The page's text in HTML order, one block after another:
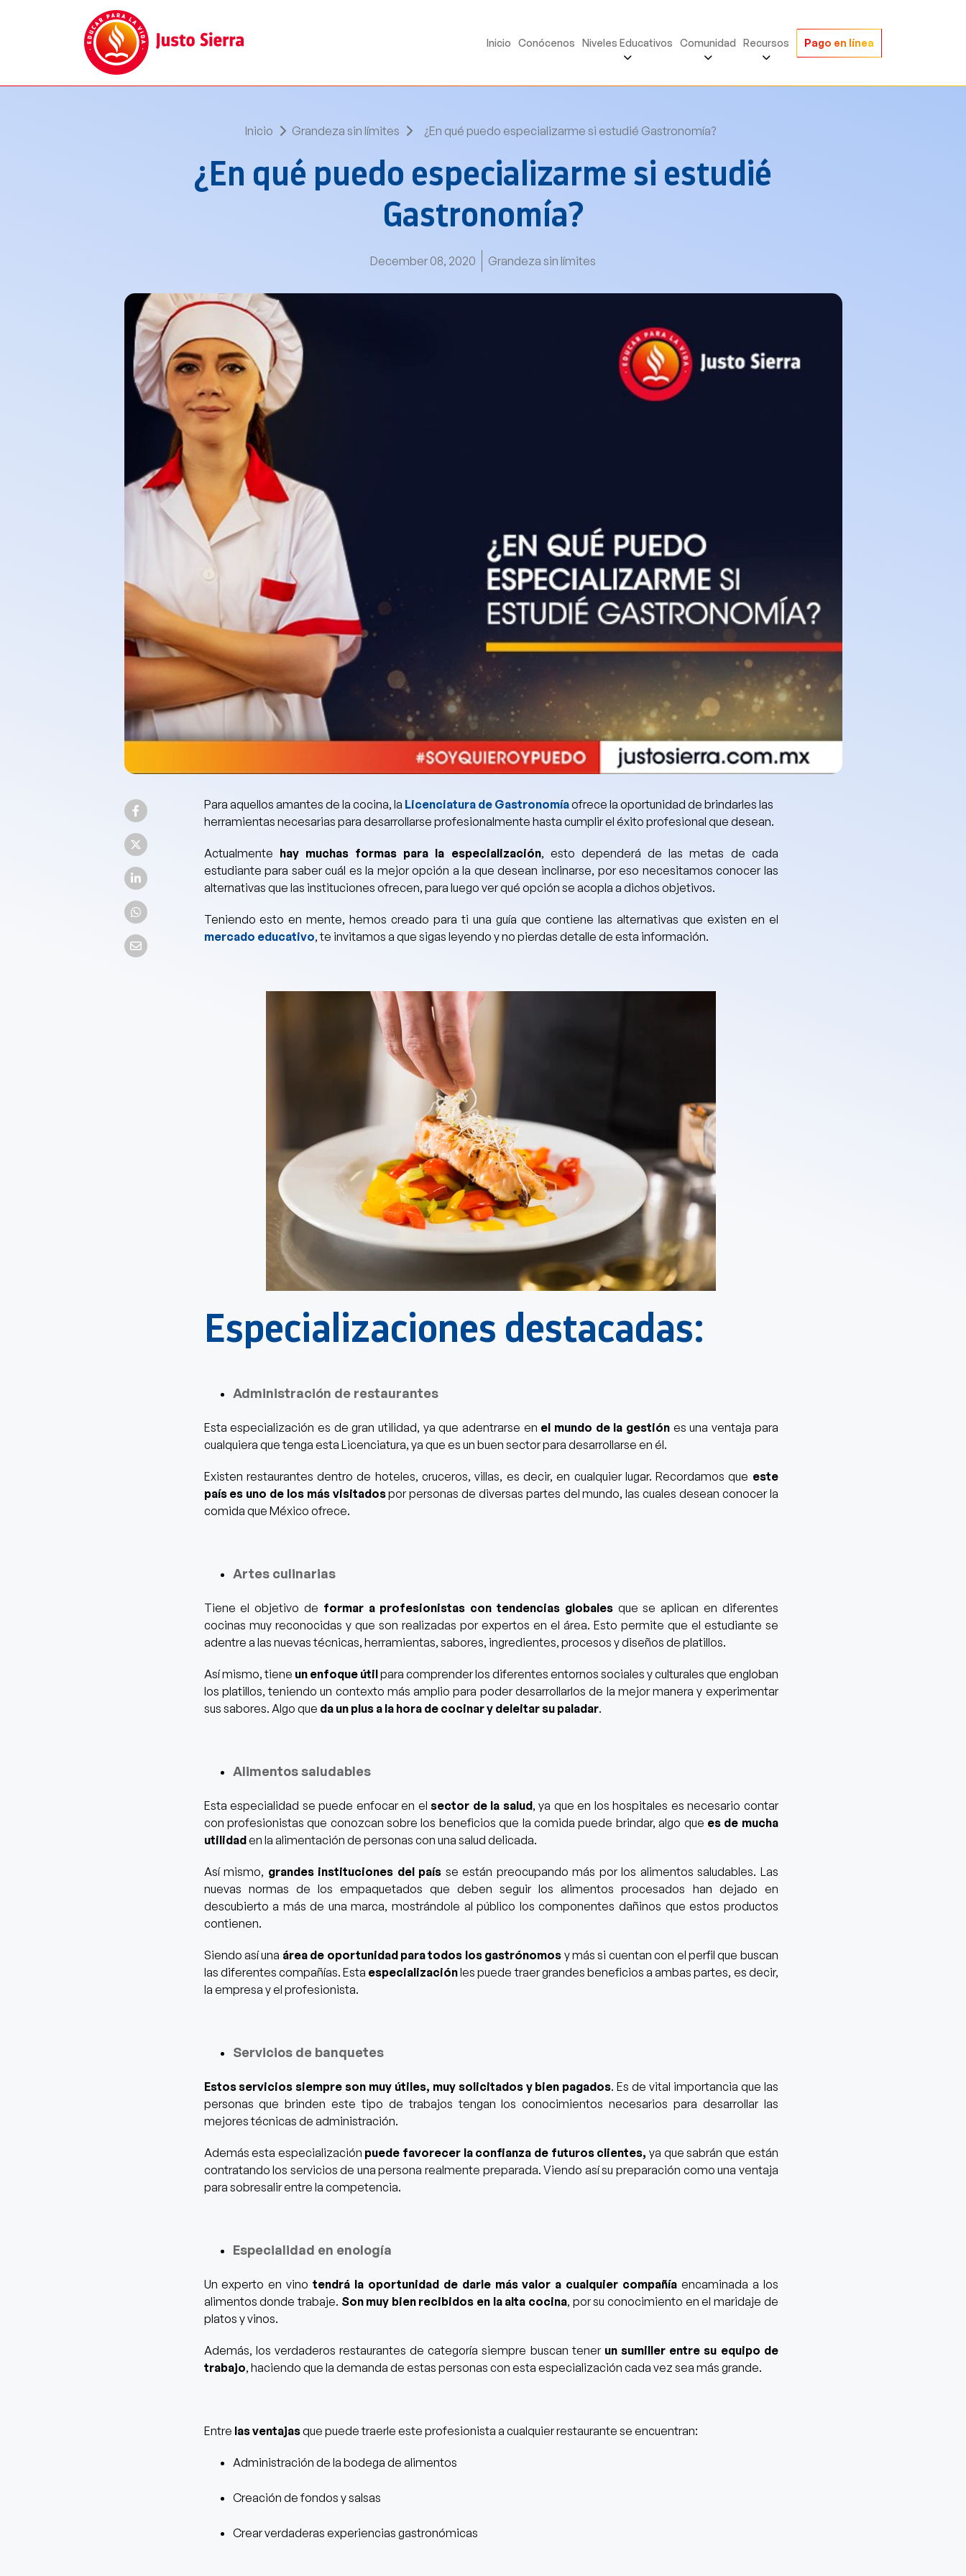
Inicio Conócenos Niveles Educativos Comunidad Recursos Pago en línea
Inicio Grandeza sin límites ¿En qué puedo especializarme si estudié Gastronomía?
¿En qué puedo especializarme si estudié
Gastronomía?
December 08, 2020 Grandeza sin límites
Para aquellos amantes de la cocina, la Licenciatura de Gastronomíaofrece la oportunidad de brindarles las
herramientas necesarias para desarrollarse profesionalmente hasta cumplir el éxito profesional que desean.
Actualmente hay muchas formas para la especialización, esto dependerá de las metas de cada
estudiante para saber cuál es la mejor opción a la que desean inclinarse, por eso necesitamos conocer las
alternativas que las instituciones ofrecen, para luego ver qué opción se acopla a dichos objetivos.
Teniendo esto en mente, hemos creado para ti una guía que contiene las alternativas que existen en el
mercado educativo, te invitamos a que sigas leyendo y no pierdas detalle de esta información.
Especializaciones destacadas:
Administración de restaurantes
Esta especialización es de gran utilidad, ya que adentrarse en el mundo de la gestión es una ventaja para
cualquiera que tenga esta Licenciatura, ya que es un buen sector para desarrollarse en él.
Existen restaurantes dentro de hoteles, cruceros, villas, es decir, en cualquier lugar. Recordamos que este
país es uno de los más visitadospor personas de diversas partes del mundo, las cuales desean conocer la
comida que México ofrece.
Artes culinarias
Tiene el objetivo de formar a profesionistas con tendencias globales que se aplican en diferentes
cocinas muy reconocidas y que son realizadas por expertos en el área. Esto permite que el estudiante se
adentre a las nuevas técnicas, herramientas, sabores, ingredientes, procesos y diseños de platillos.
Así mismo, tiene un enfoque útilpara comprender los diferentes entornos sociales y culturales que engloban
los platillos, teniendo un contexto más amplio para poder desarrollarlos de la mejor manera y experimentar
sus sabores. Algo que da un plus a la hora de cocinar y deleitar su paladar.
Alimentos saludables
Esta especialidad se puede enfocar en elsector de la salud, ya que en los hospitales es necesario contar
con profesionistas que conozcan sobre los beneficios que la comida puede brindar, algo que es de mucha
utilidaden la alimentación de personas con una salud delicada.
Así mismo, grandes instituciones del país se están preocupando más por los alimentos saludables. Las
nuevas normas de los empaquetados que deben seguir los alimentos procesados han dejado en
descubierto a más de una marca, mostrándole al público los componentes dañinos que estos productos
contienen.
Siendo así una área de oportunidad para todos los gastrónomos y más si cuentan con el perfil que buscan
las diferentes compañías. Esta especializaciónles puede traer grandes beneficios a ambas partes, es decir,
la empresa y el profesionista.
Servicios de banquetes
Estos servicios siempre son muy útiles, muy solicitados y bien pagados. Es de vital importancia que las
personas que brinden este tipo de trabajos tengan los conocimientos necesarios para desarrollar las
mejores técnicas de administración.
Además esta especialización puede favorecer la confianza de futuros clientes,ya que sabrán que están
contratando los servicios de una persona realmente preparada.Viendo así su preparación como una ventaja
para sobresalir entre la competencia.
Especialidad en enología
Un experto en vinotendrá la oportunidad de darle más valor a cualquier compañía encaminada a los
alimentosdonde trabaje. Son muy bien recibidos en la alta cocina, por su conocimiento en el maridaje de
platos y vinos.
Además, los verdaderos restaurantes de categoría siempre buscan tenerun sumiller entre su equipo de
trabajo, haciendo que la demanda de estas personas con esta especialización cada vez sea más grande.
Entre las ventajasque puede traerle este profesionista a cualquier restaurante se encuentran:
Administración de la bodega de alimentos
Creación de fondos y salsas
Crear verdaderas experiencias gastronómicas